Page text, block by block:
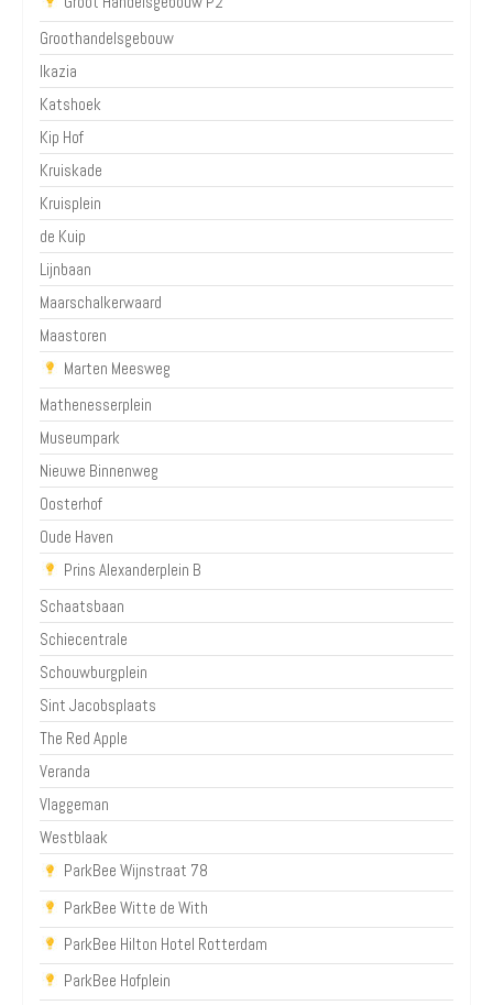
Groothandelsgebouw
Ikazia
Katshoek
Kip Hof
Kruiskade
Kruisplein
de Kuip
Lijnbaan
Maarschalkerwaard
Maastoren
Marten Meesweg
Mathenesserplein
Museumpark
Nieuwe Binnenweg
Oosterhof
Oude Haven
Prins Alexanderplein B
Schaatsbaan
Schiecentrale
Schouwburgplein
Sint Jacobsplaats
The Red Apple
Veranda
Vlaggeman
Westblaak
ParkBee Wijnstraat 78
ParkBee Witte de With
ParkBee Hilton Hotel Rotterdam
ParkBee Hofplein